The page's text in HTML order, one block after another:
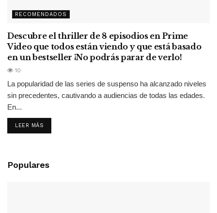
RECOMENDADOS
Descubre el thriller de 8 episodios en Prime
Video que todos están viendo y que está basado
en un bestseller ¡No podrás parar de verlo!
10
La popularidad de las series de suspenso ha alcanzado niveles
sin precedentes, cautivando a audiencias de todas las edades.
En...
LEER MÁS
Populares